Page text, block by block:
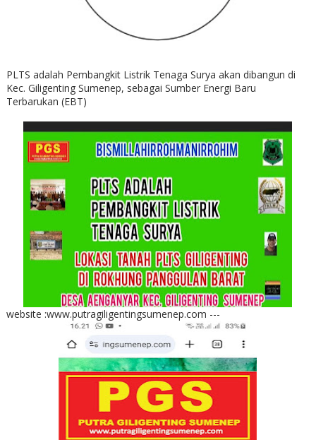
PLTS adalah Pembangkit Listrik Tenaga Surya akan dibangun di
Kec. Giligenting Sumenep, sebagai Sumber Energi Baru
Terbarukan (EBT)
website :www.putragiligentingsumenep.com ---